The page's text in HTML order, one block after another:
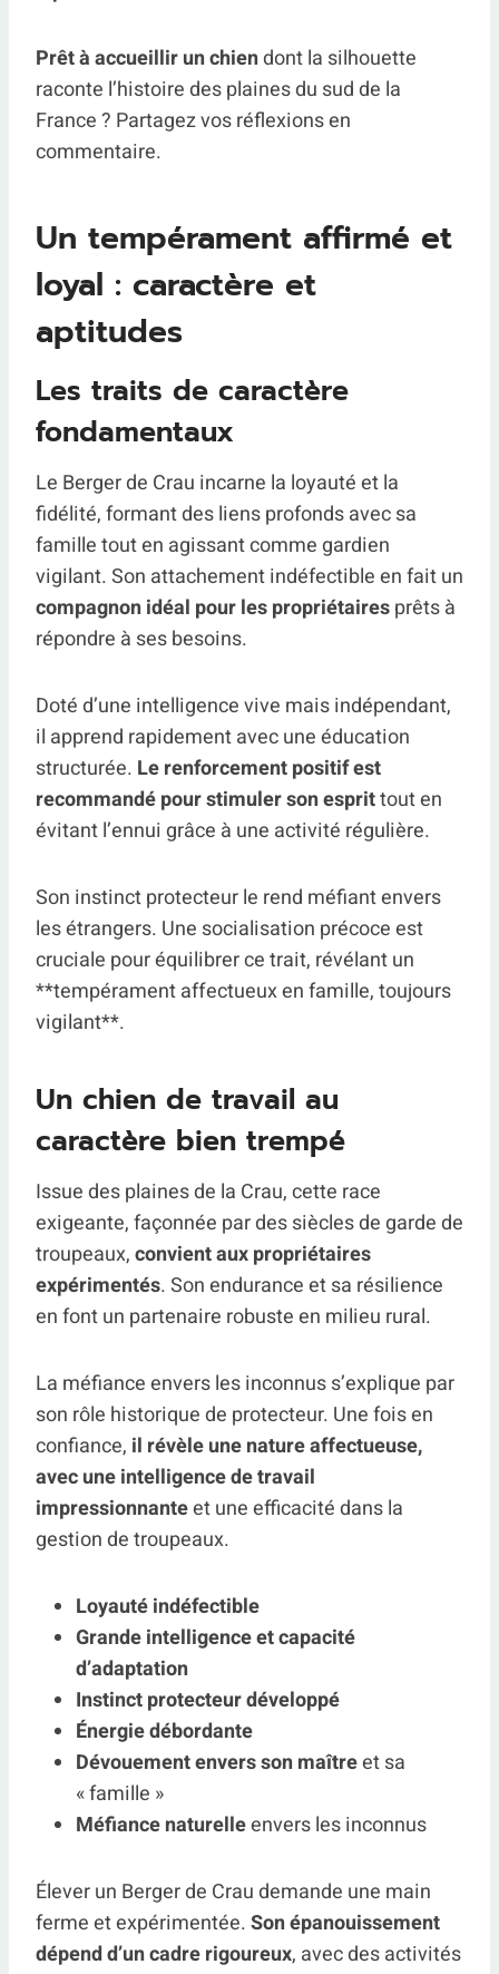
Prêt à accueillir un chiendont la silhouette
raconte l’histoire des plaines du sud de la
France ? Partagez vos réflexions en
commentaire.
Un tempérament affirmé et
loyal : caractère et
aptitudes
Les traits de caractère
fondamentaux
Le Berger de Crau incarne la loyauté et la
fidélité, formant des liens profonds avec sa
famille tout en agissant comme gardien
vigilant. Son attachement indéfectible en fait un
compagnon idéal pour les propriétairesprêts à
répondre à ses besoins.
Doté d’une intelligence vive mais indépendant,
il apprend rapidement avec une éducation
structurée. Le renforcement positif est
recommandé pour stimuler son esprittout en
évitant l’ennui grâce à une activité régulière.
Son instinct protecteur le rend méfiant envers
les étrangers. Une socialisation précoce est
cruciale pour équilibrer ce trait, révélant un
**tempérament affectueux en famille, toujours
vigilant**.
Un chien de travail au
caractère bien trempé
Issue des plaines de la Crau, cette race
exigeante, façonnée par des siècles de garde de
troupeaux,convient aux propriétaires
expérimentés. Son endurance et sa résilience
en font un partenaire robuste en milieu rural.
La méfiance envers les inconnus s’explique par
son rôle historique de protecteur. Une fois en
confiance, il révèle une nature affectueuse,
avec une intelligence de travail
impressionnanteet une efficacité dans la
gestion de troupeaux.
Loyauté indéfectible
Grande intelligence et capacité
d’adaptation
Instinct protecteur développé
Énergie débordante
Dévouement envers son maîtreet sa
« famille »
Méfiance naturelleenvers les inconnus
Élever un Berger de Crau demande une main
ferme et expérimentée.Son épanouissement
dépend d’un cadre rigoureux, avec des activités